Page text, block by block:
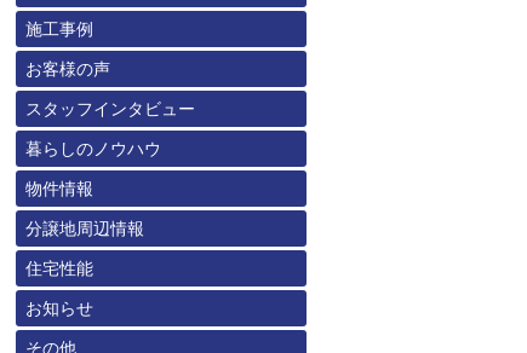
施工事例
お客様の声
スタッフインタビュー
暮らしのノウハウ
物件情報
分譲地周辺情報
住宅性能
お知らせ
その他